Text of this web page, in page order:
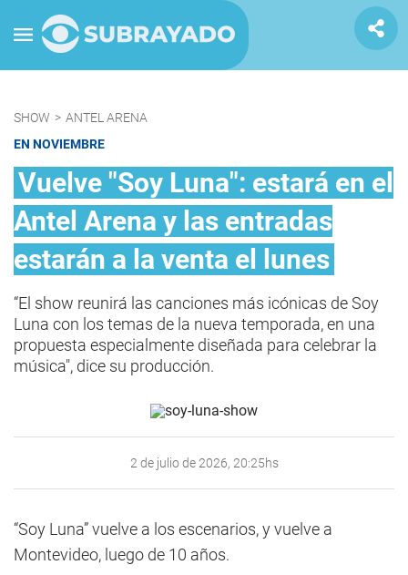
SHOW > ANTEL ARENA
EN NOVIEMBRE
Vuelve "Soy Luna": estará en el
Antel Arena y las entradas
estarán a la venta el lunes
“El show reunirá las canciones más icónicas de Soy
Luna con los temas de la nueva temporada, en una
propuesta especialmente diseñada para celebrar la
música", dice su producción.
2 de julio de 2026, 20:25hs
“Soy Luna” vuelve a los escenarios, y vuelve a
Montevideo, luego de 10 años.